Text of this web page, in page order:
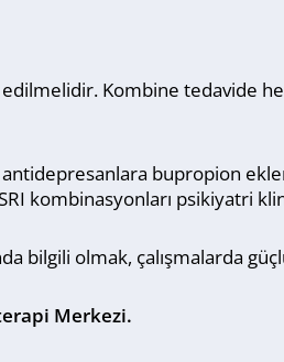
Kombine tedavide
bupropion
kombinasyonları psikiyatri
bilgili olmak, çalışmalarda
Merkezi.